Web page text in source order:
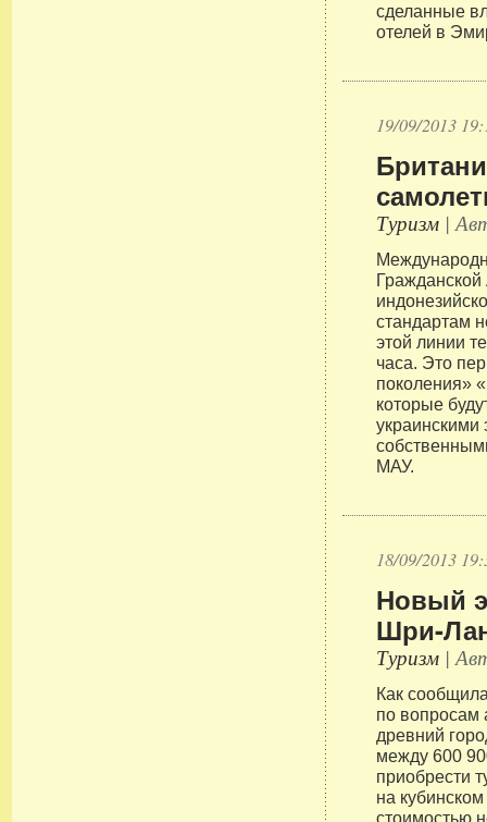
сделанные
отелей в
19/09/2013
Туризм |
стандартам
этой линии
часа. Это
поколения»
которые
украинскими
МАУ.
18/09/2013
Новый
Шри-
Туризм |
Как
по вопросам
древний
между 600
приобрести
на
стоимостью